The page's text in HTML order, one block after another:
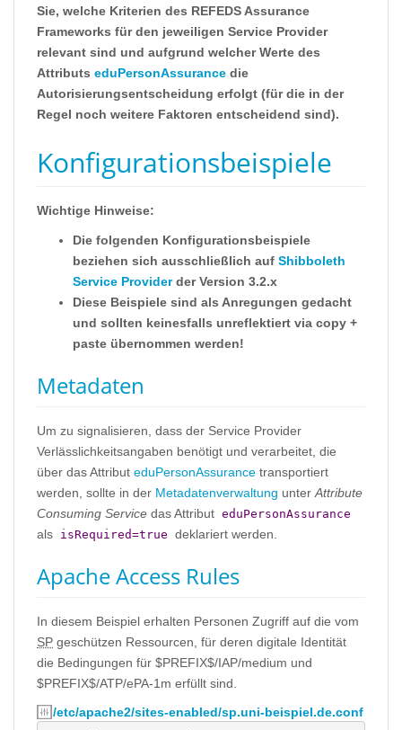
Sie, welche Kriterien des REFEDS Assurance
Frameworks für den jeweiligen Service Provider
relevant sind und aufgrund welcher Werte des
Attributs eduPersonAssurance die
Autorisierungsentscheidung erfolgt (für die in der
Regel noch weitere Faktoren entscheidend sind).
Konfigurationsbeispiele
Wichtige Hinweise:
Die folgenden Konfigurationsbeispiele
beziehen sich ausschließlich auf Shibboleth
Service Providerder Version 3.2.x
Diese Beispiele sind als Anregungen gedacht
und sollten keinesfalls unreflektiert via copy +
paste übernommen werden!
Metadaten
Um zu signalisieren, dass der Service Provider
Verlässlichkeitsangaben benötigt und verarbeitet, die
über das Attribut eduPersonAssurance transportiert
werden, sollte in der Metadatenverwaltung unter Attribute
Consuming Service das Attribut eduPersonAssurance
als isRequired=true deklariert werden.
Apache Access Rules
In diesem Beispiel erhalten Personen Zugriff auf die vom
SP geschützen Ressourcen, für deren digitale Identität
die Bedingungen für $PREFIX$/IAP/medium und
$PREFIX$/ATP/ePA-1m erfüllt sind.
/etc/apache2/sites-enabled/sp.uni-beispiel.de.conf